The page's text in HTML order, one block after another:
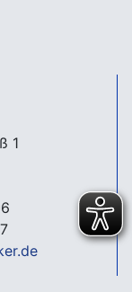
1